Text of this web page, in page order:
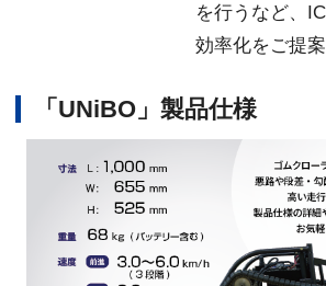
を行うなど、
効率化をご提案
「UNiBO」製品仕様